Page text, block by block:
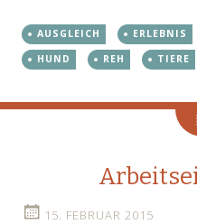
AUSGLEICH ERLEBNIS
HUND
REH TIERE
15. FEBRUAR 2015